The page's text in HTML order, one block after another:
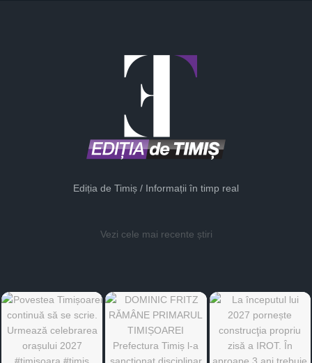
Ediția de Timiș / Informații în timp real
Vezi cele mai recente știri